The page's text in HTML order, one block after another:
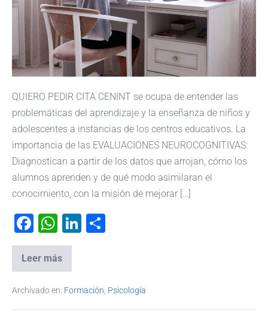
QUIERO PEDIR CITA CENINT se ocupa de entender las
problemáticas del aprendizaje y la enseñanza de niños y
adolescentes a instancias de los centros educativos. La
importancia de las EVALUACIONES NEUROCOGNITIVAS:
Diagnostican a partir de los datos que arrojan, cómo los
alumnos aprenden y de qué modo asimilaran el
conocimiento, con la misión de mejorar […]
F
a
c
b
W
h
at
A
Li
dI ar
Leer más
Archivado en: Formación Psicología